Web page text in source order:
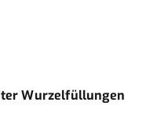
­Wurzelfüllungen